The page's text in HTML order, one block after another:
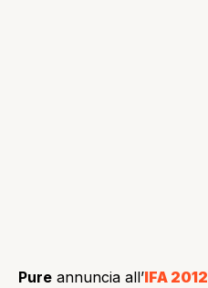
Pure annuncia all’IFA 2012